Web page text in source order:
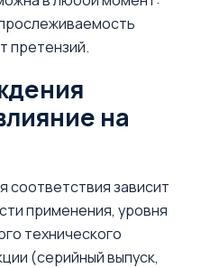
претензий.
на
зависит
применения, уровня
технического
(серийный выпуск,